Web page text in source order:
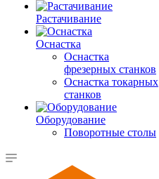
Растачивание
Оснастка
Оснастка
фрезерных станков
Оснастка токарных
станков
Оборудование
Поворотные столы